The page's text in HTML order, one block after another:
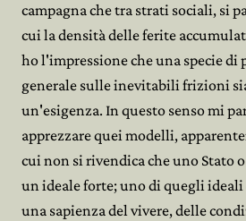
campagna che tra strati sociali, si
cui la densità delle ferite
ho l'impressione che una specie di
generale sulle inevitabili frizioni
un'esigenza. In questo senso mi
apprezzare quei modelli,
cui non si rivendica che uno Stato
un ideale forte; uno di quegli
una sapienza del vivere, delle